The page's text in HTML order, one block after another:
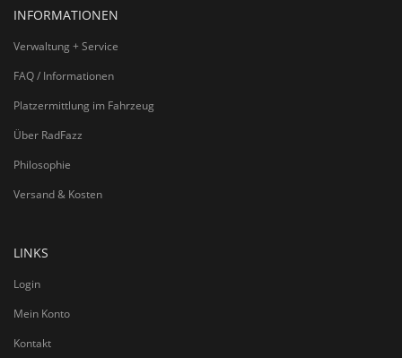
INFORMATIONEN
Verwaltung + Service
FAQ / Informationen
Platzermittlung im Fahrzeug
Über RadFazz
Philosophie
Versand & Kosten
LINKS
Login
Mein Konto
Kontakt